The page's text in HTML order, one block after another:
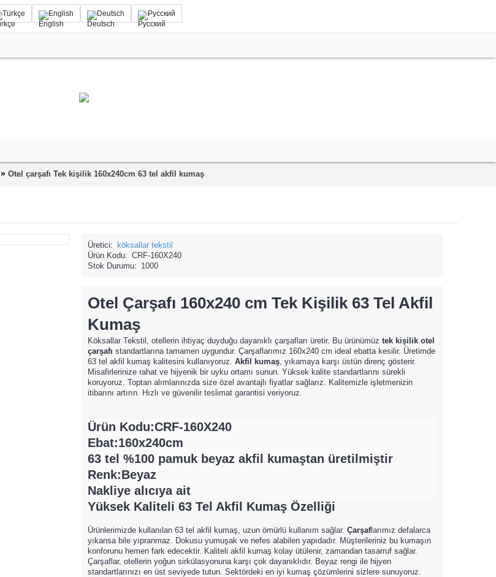
Türkçe English Deutsch Русский
» Otel çarşafı Tek kişilik 160x240cm 63 tel akfil kumaş
Üretici: köksallar tekstil
Ürün Kodu: CRF-160X240
Stok Durumu: 1000
Otel Çarşafı 160x240 cm Tek Kişilik 63 Tel Akfil
Kumaş
Köksallar Tekstil, otellerin ihtiyaç duyduğu dayanıklı çarşafları üretir. Bu ürünümüz tek kişilik otel
çarşafı standartlarına tamamen uygundur. Çarşaflarımız 160x240 cm ideal ebatta kesilir. Üretimde
63 tel akfil kumaş kalitesini kullanıyoruz. Akfil kumaş, yıkamaya karşı üstün direnç gösterir.
Misafirlerinize rahat ve hijyenik bir uyku ortamı sunun. Yüksek kalite standartlarını sürekli
koruyoruz. Toptan alımlarınızda size özel avantajlı fiyatlar sağlarız. Kalitemizle işletmenizin
itibarını artırın. Hızlı ve güvenilir teslimat garantisi veriyoruz.
Ürün Kodu:CRF-160X240
Ebat:160x240cm
63 tel %100 pamuk beyaz akfil kumaştan üretilmiştir
Renk:Beyaz
Nakliye alıcıya ait
Yüksek Kaliteli 63 Tel Akfil KumaşÖzelliği
Ürünlerimizde kullanılan 63 tel akfil kumaş, uzun ömürlü kullanım sağlar. Çarşaflarımız defalarca
yıkansa bile yıpranmaz. Dokusu yumuşak ve nefes alabilen yapıdadır. Müşterileriniz bu kumaşın
konforunu hemen fark edecektir. Kaliteli akfil kumaş kolay ütülenir, zamandan tasarruf sağlar.
Çarşaflar, otellerin yoğun sirkülasyonuna karşı çok dayanıklıdır. Beyaz rengi ile hijyen
standartlarınızı en üst seviyede tutun. Sektördeki en iyi kumaş çözümlerini sizlere sunuyoruz.